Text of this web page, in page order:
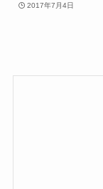
2017年7月4日